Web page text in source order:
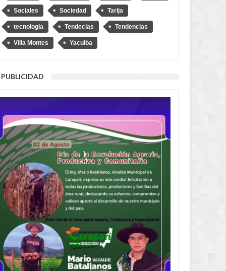
del 30%
argentina víctima de trata y
Sociales Sociedad Tarija
tecnologia Tendecias Tendencias
Villa Montes Yacuiba
PUBLICIDAD